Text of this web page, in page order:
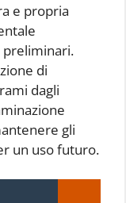
e propria
preliminari.
di
dagli
gli
un uso futuro.